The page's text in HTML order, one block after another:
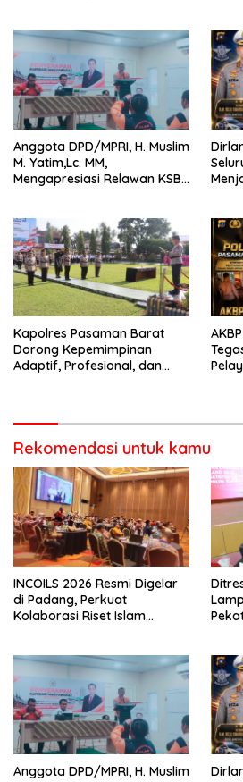
Anggota DPD/MPRI, H. Muslim
M. Yatim,Lc. MM,
Mengapresiasi Relawan KSB
Bencana
Kapolres Pasaman Barat
Dorong Kepemimpinan
Adaptif, Profesional, dan
Rekomendasi untuk kamu
INCOILS 2026 Resmi Digelar
di Padang, Perkuat
Kolaborasi Riset Islam
Anggota DPD/MPRI, H. Muslim